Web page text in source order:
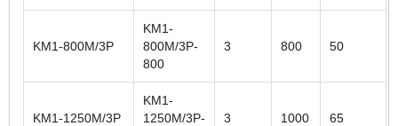
KM1-800M/3P
KM1-
800M/3P-
800
3 800 50
KM1-1250M/3P
KM1-
1250M/3P-
3 1000 65